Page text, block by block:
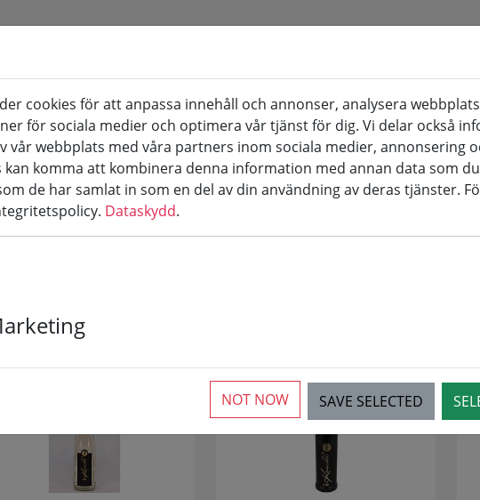
Rosé & Blanc de Noir
Mousserande vin & Secco
m.m
cookies för att anpassa innehåll och annonser, analysera
för sociala medier och optimera vår tjänst för dig. Vi delar också
vår webbplats med våra partners inom sociala medier, annonsering
kan komma att kombinera denna information med annan data som
de har samlat in som en del av din användning av deras tjänster.
Dataskydd.
SAVE SELECTED
NOT NOW